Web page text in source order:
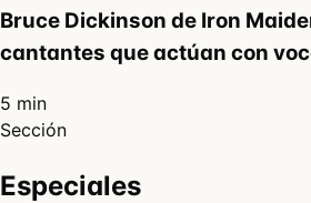
Bruce Dickinson de Iron
cantantes que actúan con
5 min
Sección
Especiales